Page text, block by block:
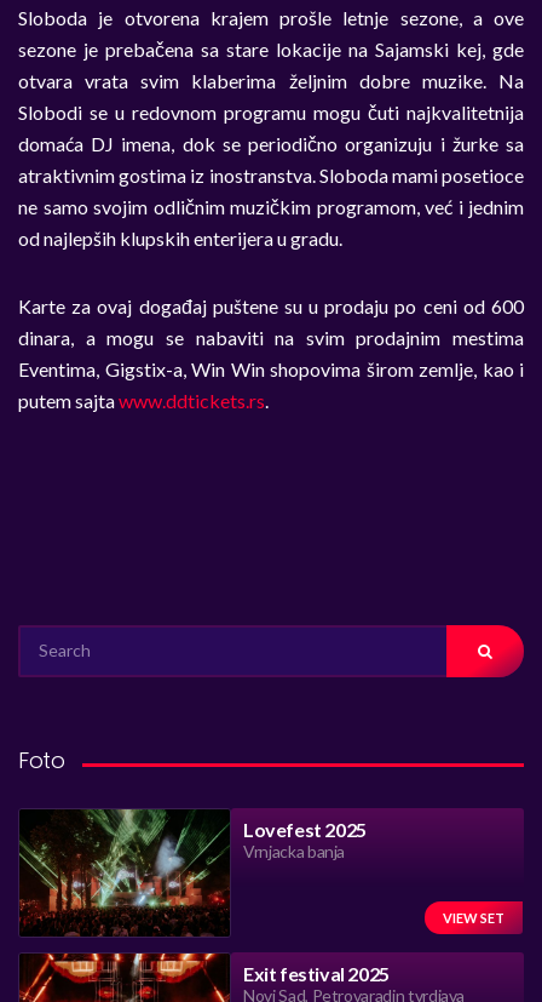
Sloboda je otvorena krajem prošle letnje sezone, a ove
sezone je prebačena sa stare lokacije na Sajamski kej, gde
otvara vrata svim klaberima željnim dobre muzike. Na
Slobodi se u redovnom programu mogu čuti najkvalitetnija
domaća DJ imena, dok se periodično organizuju i žurke sa
atraktivnim gostima iz inostranstva. Sloboda mami posetioce
ne samo svojim odličnim muzičkim programom, već i jednim
od najlepših klupskih enterijera u gradu.
Karte za ovaj događaj puštene su u prodaju po ceni od 600
dinara, a mogu se nabaviti na svim prodajnim mestima
Eventima, Gigstix-a, Win Win shopovima širom zemlje, kao i
putem sajtawww.ddtickets.rs.
FOR:
Foto
Lovefest 2025
Vrnjacka banja
VIEW SET
Exit festival 2025
Novi Sad, Petrovaradin tvrdjava